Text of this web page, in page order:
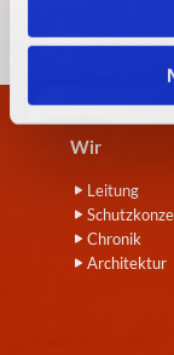
Wir
Leitung
Chronik
Architektur